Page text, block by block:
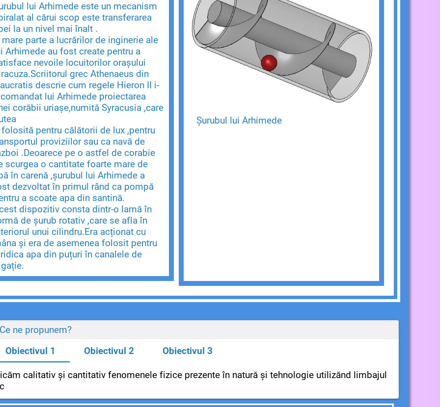
lui Arhimede este un mecanism
al cărui scop este transferarea
la un nivel mai înalt .
mare parte a lucrărilor de inginerie ale
Arhimede au fost create pentru a
nevoile locuitorilor orașului
grec Athenaeus din
descrie cum regele Hieron II i-
lui Arhimede proiectarea
corăbii uriașe,numită Syracusia ,care
pentru călătorii de lux ,pentru
proviziilor sau ca navă de
.Deoarece pe o astfel de corabie
scurgea o cantitate foarte mare de
în carenă ,șurubul lui Arhimede a
dezvoltat în primul rând ca pompă
a scoate apa din santină.
dispozitiv consta dintr-o lamă în
de șurub rotativ ,care se afla în
unui cilindru.Era acționat cu
și era de asemenea folosit pentru
apa din puțuri în canalele de
Șurubul lui Arhimede
ne propunem?
Obiectivul 1
Obiectivul 2 Obiectivul 3
calitativ și cantitativ fenomenele fizice prezente în natură și tehnologie utilizănd limbajul